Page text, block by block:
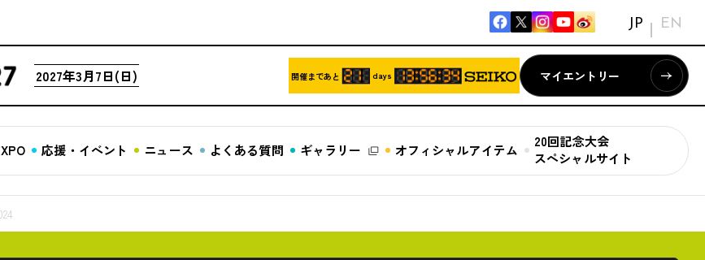
JP EN
2027年3月7日(日) 開催まであと days マイエントリー
応援・イベント ニュース よくある質問 ギャラリー オフィシャルアイテム
20回記念大会
スペシャルサイト